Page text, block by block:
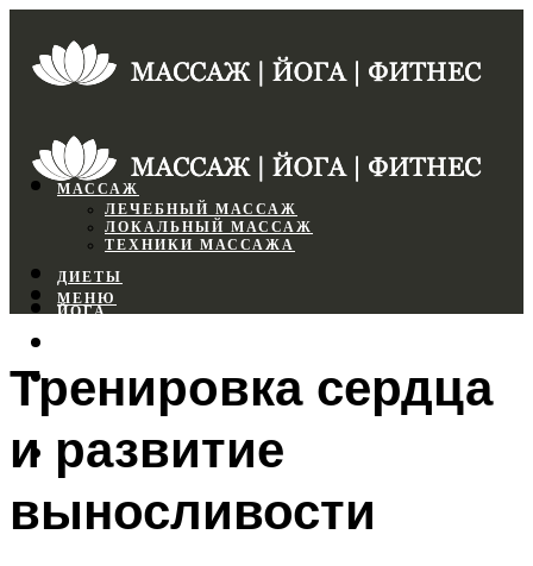
МАССАЖ
ЛЕЧЕБНЫЙ МАССАЖ
ЛОКАЛЬНЫЙ МАССАЖ
ТЕХНИКИ МАССАЖА
ДИЕТЫ
ЙОГА
ФИТНЕС
МЕНЮ
МЕНЮ
Тренировка сердца
и развитие
выносливости